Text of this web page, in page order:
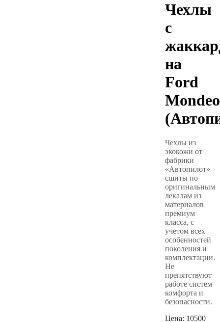
Чехлы
с
на
Ford
Mondeo
Чехлы из
экокожи от
фабрики
«Автопилот»
сшиты по
оригинальным
лекалам из
материалов
премиум
класса, с
учетом всех
особенностей
поколения и
комплектации.
Не
препятствуют
работе систем
комфорта и
безопасности.
Цена: 10500